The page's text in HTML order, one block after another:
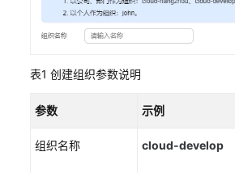
SWR
用
户
指
南
（企
业
表1 创建组织参数说明
参数 示例
组织名称 cloud-develop